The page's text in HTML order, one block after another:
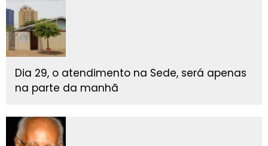
Dia 29, o atendimento na Sede, será apenas
na parte da manhã